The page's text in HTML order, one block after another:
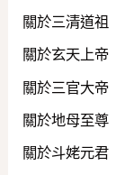
關於三清道祖
關於玄天上帝
關於三官大帝
關於地母至尊
關於斗姥元君